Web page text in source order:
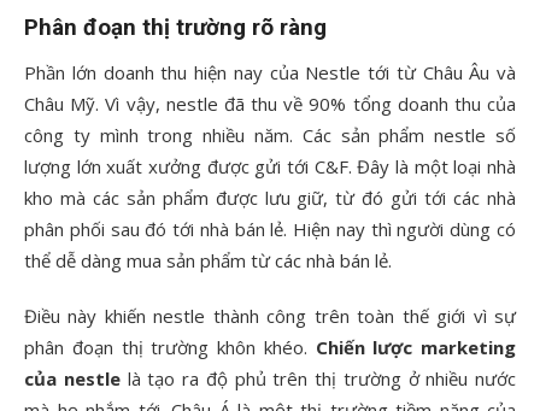
Phân đoạn thị trường rõ ràng
Phần lớn doanh thu hiện nay của Nestle tới từ Châu Âu và
Châu Mỹ. Vì vậy, nestle đã thu về 90% tổng doanh thu của
công ty mình trong nhiều năm. Các sản phẩm nestle số
lượng lớn xuất xưởng được gửi tới C&F. Đây là một loại nhà
kho mà các sản phẩm được lưu giữ, từ đó gửi tới các nhà
phân phối sau đó tới nhà bán lẻ. Hiện nay thì người dùng có
thể dễ dàng mua sản phẩm từ các nhà bán lẻ.
Điều này khiến nestle thành công trên toàn thế giới vì sự
phân đoạn thị trường khôn khéo. Chiến lược marketing
của nestlelà tạo ra độ phủ trên thị trường ở nhiều nước